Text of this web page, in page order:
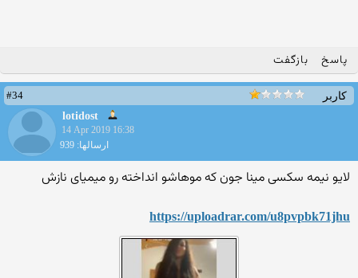
پاسخ بازگفت
کاربر
#34
lotidost
14 Apr 2019 16:38
ارسالها: 939
لایو نیمه سکسی مینا جون که موهاشو انداخته رو میمیای نازش
https://uploadrar.com/u8pvpbk71jhu